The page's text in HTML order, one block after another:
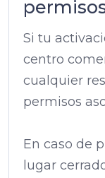
Si tu
centro
cualquier
permisos
En caso de
lugar